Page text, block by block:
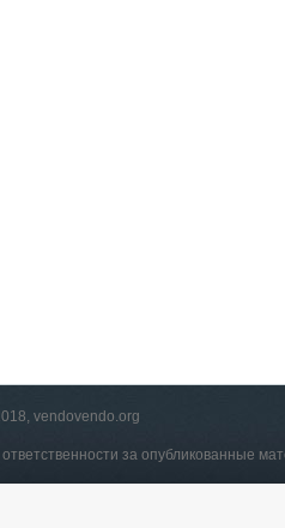
vendovendo.org
за опубликованные